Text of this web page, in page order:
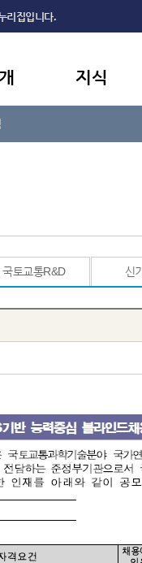
리집입니다.
지식
국토교통R&D 신